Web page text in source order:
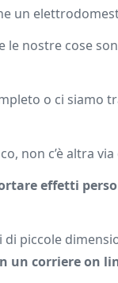
un
le nostre cose
o ci siamo
non c’è altra
effetti
piccole
un corriere on